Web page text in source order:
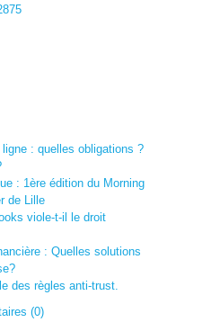
: quelles obligations ?
: 1ère édition du Morning
de Lille
viole-t-il le droit
: Quelles solutions
des règles anti-trust.
(0)